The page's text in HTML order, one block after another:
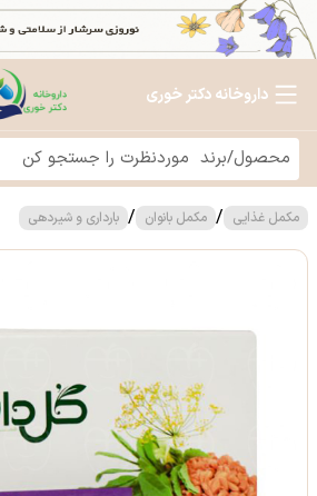
داروخانه دکتر خوری
مکمل غذایی / مکمل بانوان / بارداری و شیردهی